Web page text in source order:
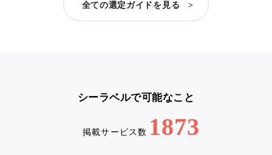
全ての選定ガイドを見る >
シーラベルで可能なこと
掲載サービス数 1873